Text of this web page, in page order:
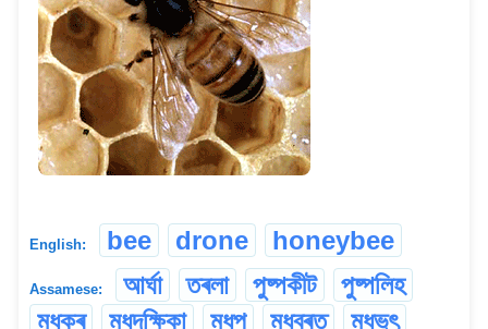
English: bee drone honeybee
Assamese: আৰ্ঘা তৰলা পুষ্পকীট
পুষ্পলিহ
মধুকৰ
মধুদক্ষিকা মধুপ মধুব্ৰত
মধুভৃৎ